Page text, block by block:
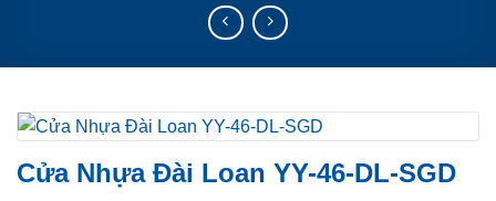
Cửa Nhựa Đài Loan YY-46-DL-SGD